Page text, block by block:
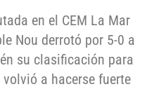
en el CEM La Mar
Nou derrotó por 5-0 a
su clasificación para
a hacerse fuerte